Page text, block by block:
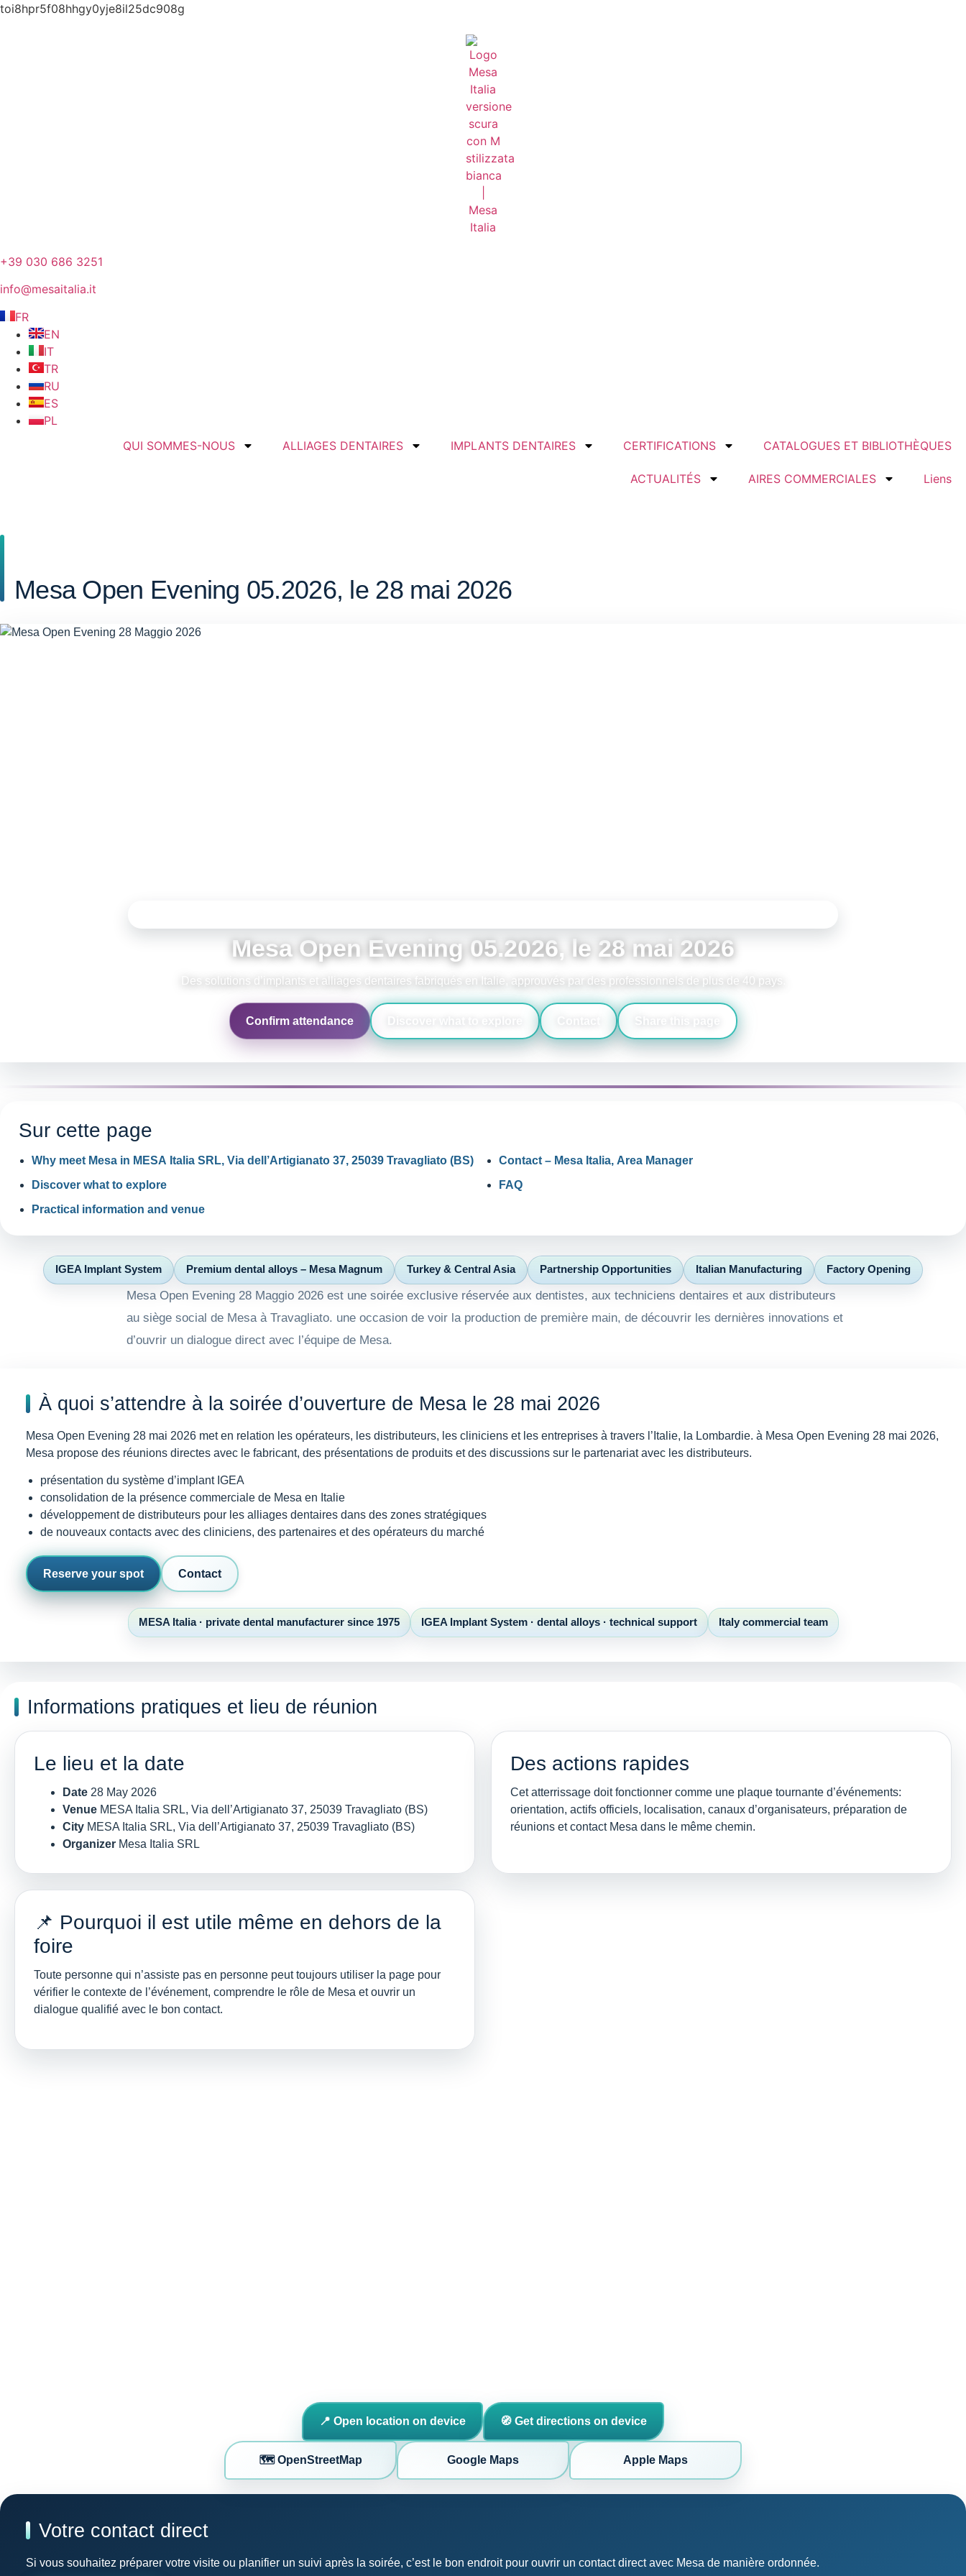
toi8hpr5f08hhgy0yje8il25dc908g
+39 030 686 3251
info@mesaitalia.it
FR
EN
IT
TR
RU
ES
PL
QUI SOMMES-NOUS
ALLIAGES DENTAIRES IMPLANTS DENTAIRES CERTIFICATIONS CATALOGUES ET BIBLIOTHÈQUES
ACTUALITÉS AIRES COMMERCIALES Liens
Mesa Open Evening 05.2026, le 28 mai 2026
Mesa Open Evening 05.2026, le 28 mai 2026
Des solutions d’implants et alliages dentaires fabriqués en Italie, approuvés par des professionnels de plus de 40 pays.
Confirm attendance Share this page
Sur cette page
Why meet Mesa in MESA Italia SRL, Via dell’Artigianato 37, 25039 Travagliato (BS)
Discover what to explore
Practical information and venue
Contact – Mesa Italia, Area Manager
FAQ
IGEA Implant System Premium dental alloys – Mesa Magnum Turkey & Central Asia Partnership Opportunities Italian Manufacturing Factory Opening
Mesa Open Evening 28 Maggio 2026 est une soirée exclusive réservée aux dentistes, aux techniciens dentaires et aux distributeurs
au siège social de Mesa à Travagliato. une occasion de voir la production de première main, de découvrir les dernières innovations et
d’ouvrir un dialogue direct avec l’équipe de Mesa.
À quoi s’attendre à la soirée d’ouverture de Mesa le 28 mai 2026
Mesa Open Evening 28 mai 2026 met en relation les opérateurs, les distributeurs, les cliniciens et les entreprises à travers l’Italie, la Lombardie. à Mesa Open Evening 28 mai 2026,
Mesa propose des réunions directes avec le fabricant, des présentations de produits et des discussions sur le partenariat avec les distributeurs.
présentation du système d’implant IGEA
consolidation de la présence commerciale de Mesa en Italie
développement de distributeurs pour les alliages dentaires dans des zones stratégiques
de nouveaux contacts avec des cliniciens, des partenaires et des opérateurs du marché
Reserve your spot Contact
MESA Italia · private dental manufacturer since 1975 IGEA Implant System · dental alloys · technical support Italy commercial team
Informations pratiques et lieu de réunion
Le lieu et la date
Date 28 May 2026
Venue MESA Italia SRL, Via dell’Artigianato 37, 25039 Travagliato (BS)
City MESA Italia SRL, Via dell’Artigianato 37, 25039 Travagliato (BS)
Organizer Mesa Italia SRL
Des actions rapides
Cet atterrissage doit fonctionner comme une plaque tournante d’événements:
orientation, actifs officiels, localisation, canaux d’organisateurs, préparation de
réunions et contact Mesa dans le même chemin.
📌 Pourquoi il est utile même en dehors de la
foire
Toute personne qui n’assiste pas en personne peut toujours utiliser la page pour
vérifier le contexte de l’événement, comprendre le rôle de Mesa et ouvrir un
dialogue qualifié avec le bon contact.
📍 Open location on device 🧭 Get directions on device
🗺️ OpenStreetMap Google Maps Apple Maps
Votre contact direct
Si vous souhaitez préparer votre visite ou planifier un suivi après la soirée, c’est le bon endroit pour ouvrir un contact direct avec Mesa de manière ordonnée.